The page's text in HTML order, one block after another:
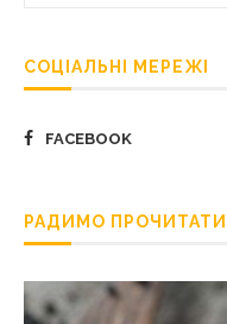
СОЦІАЛЬНІ МЕРЕЖІ
FACEBOOK
РАДИМО ПРОЧИТАТИ